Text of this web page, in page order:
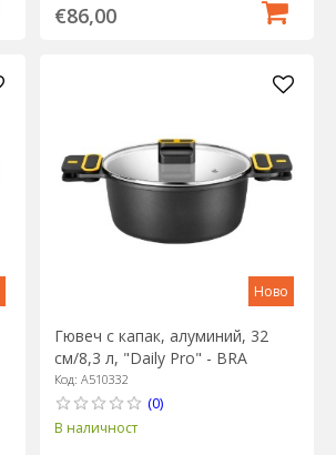
€86,00
Ново
Гювеч с капак, алуминий, 32
см/8,3 л, "Daily Pro" - BRA
Код: A510332
(0)
В наличност